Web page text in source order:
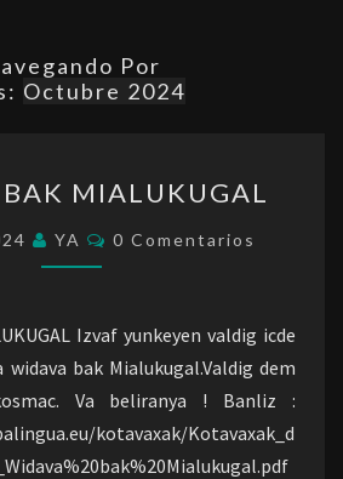
Por
Octubre 2024
BAK
MIALUKUGAL
MIALUKUGAL
YA Comentarios
0 Comentarios
Izvaf yunkeyen valdig icde
bak Mialukugal.Valdig dem
Va beliranya ! Banliz :
kotavaxak/Kotavaxak_d